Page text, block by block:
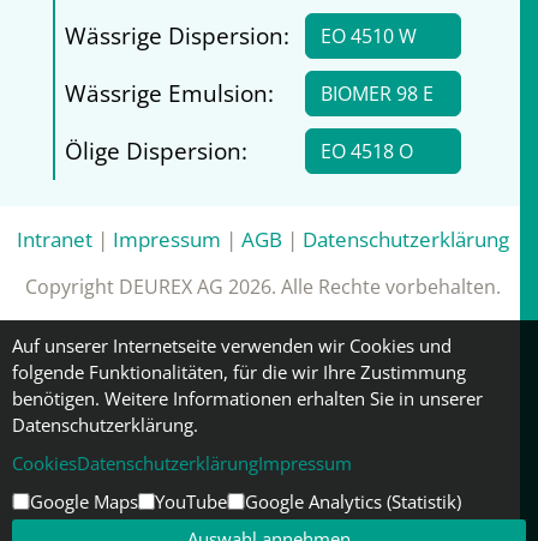
Wässrige Dispersion: EO 4510 W
Wässrige Emulsion: BIOMER 98 E
Ölige Dispersion: EO 4518 O
Intranet | Impressum | AGB | Datenschutzerklärung
Copyright DEUREX AG 2026. Alle Rechte vorbehalten.
Auf unserer Internetseite verwenden wir Cookies und
folgende Funktionalitäten, für die wir Ihre Zustimmung
benötigen. Weitere Informationen erhalten Sie in unserer
Datenschutzerklärung.
CookiesDatenschutzerklärungImpressum
Google Maps
YouTube
Google Analytics (Statistik)